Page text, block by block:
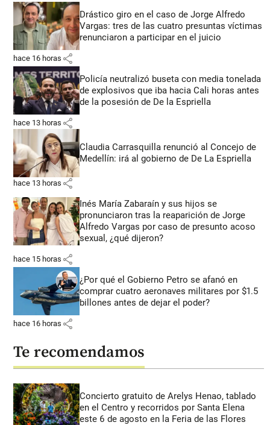
Drástico giro en el caso de Jorge Alfredo
Vargas: tres de las cuatro presuntas víctimas
renunciaron a participar en el juicio
hace 16 horas share
Policía neutralizó buseta con media tonelada
de explosivos que iba hacia Cali horas antes
de la posesión de De la Espriella
hace 13 horas share
Claudia Carrasquilla renunció al Concejo de
Medellín: irá al gobierno de De La Espriella
hace 13 horas share
Inés María Zabaraín y sus hijos se
pronunciaron tras la reaparición de Jorge
Alfredo Vargas por caso de presunto acoso
sexual, ¿qué dijeron?
hace 15 horas share
¿Por qué el Gobierno Petro se afanó en
comprar cuatro aeronaves militares por $1.5
billones antes de dejar el poder?
hace 16 horas share
Te recomendamos
Concierto gratuito de Arelys Henao, tablado
en el Centro y recorridos por Santa Elena
este 6 de agosto en la Feria de las Flores